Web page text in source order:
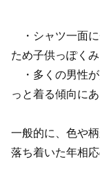
・シャツ一面に
ため子供っぽく
・多くの男性が
っと着る傾向に
一般的に、色や
落ち着いた年相